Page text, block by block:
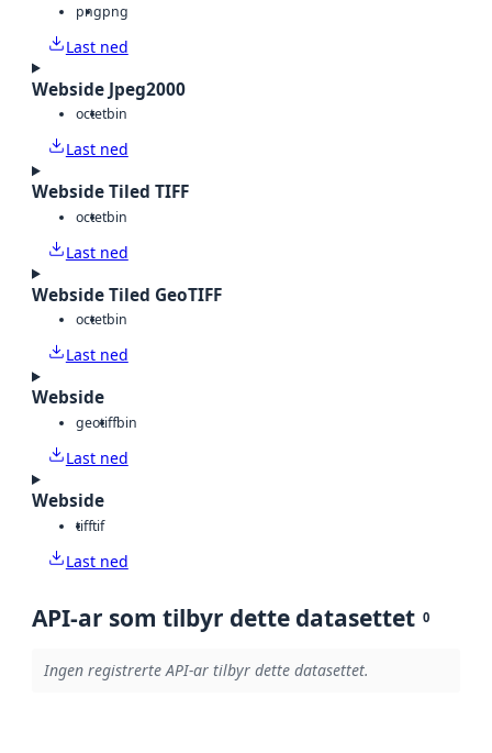
pngpng
Last ned
Webside Jpeg2000
octetbin
Last ned
Webside Tiled TIFF
octetbin
Last ned
Webside Tiled GeoTIFF
octetbin
Last ned
Webside
geotiffbin
Last ned
Webside
tifftif
Last ned
API-ar som tilbyr dette datasettet 0
Ingen registrerte API-ar tilbyr dette datasettet.